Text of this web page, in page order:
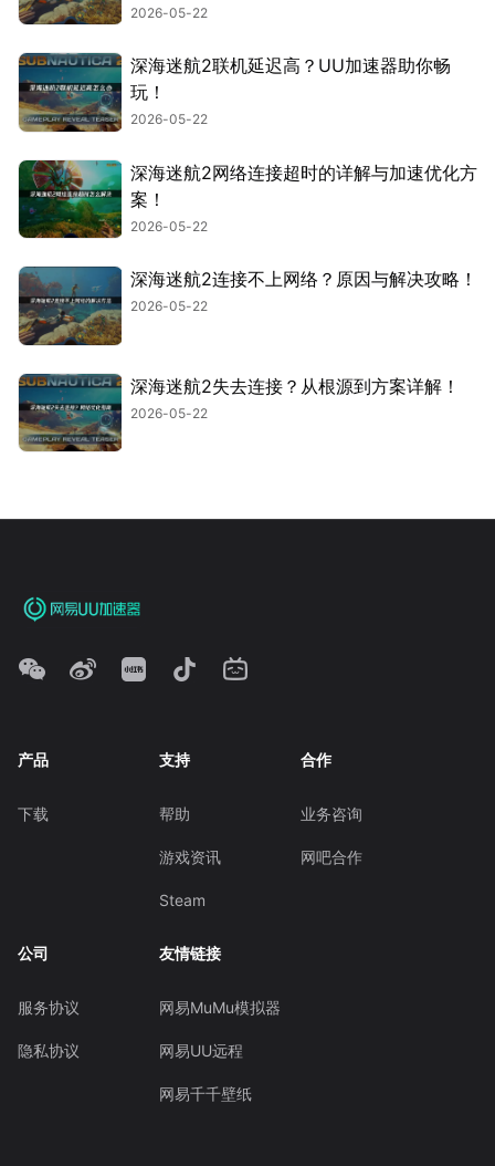
2026-05-22
深海迷航2联机延迟高？UU加速器助你畅
玩！
2026-05-22
深海迷航2网络连接超时的详解与加速优化方
案！
2026-05-22
深海迷航2连接不上网络？原因与解决攻略！
2026-05-22
深海迷航2失去连接？从根源到方案详解！
2026-05-22
产品
下载
支持
帮助
游戏资讯
Steam
合作
业务咨询
网吧合作
公司
服务协议
隐私协议
友情链接
网易MuMu模拟器
网易UU远程
网易千千壁纸